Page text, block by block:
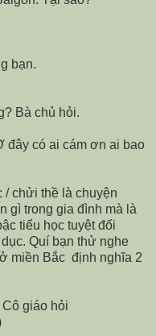
bạn.
Bà chủ hỏi.
đây có ai cám ơn ai bao
/ chửi thề là chuyện
gì trong gia đình mà là
tiểu học tuyệt đối
Quí bạn thử nghe
miền Bắc định nghĩa 2
giáo hỏi